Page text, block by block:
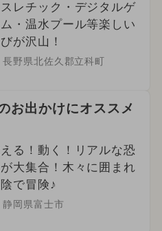
レチック・デジタルゲ
・温水プール等楽しい
が沢山！
長野県北佐久郡立科町
お出かけにオススメ
る！動く！リアルな恐
大集合！木々に囲まれ
で冒険♪
静岡県富士市